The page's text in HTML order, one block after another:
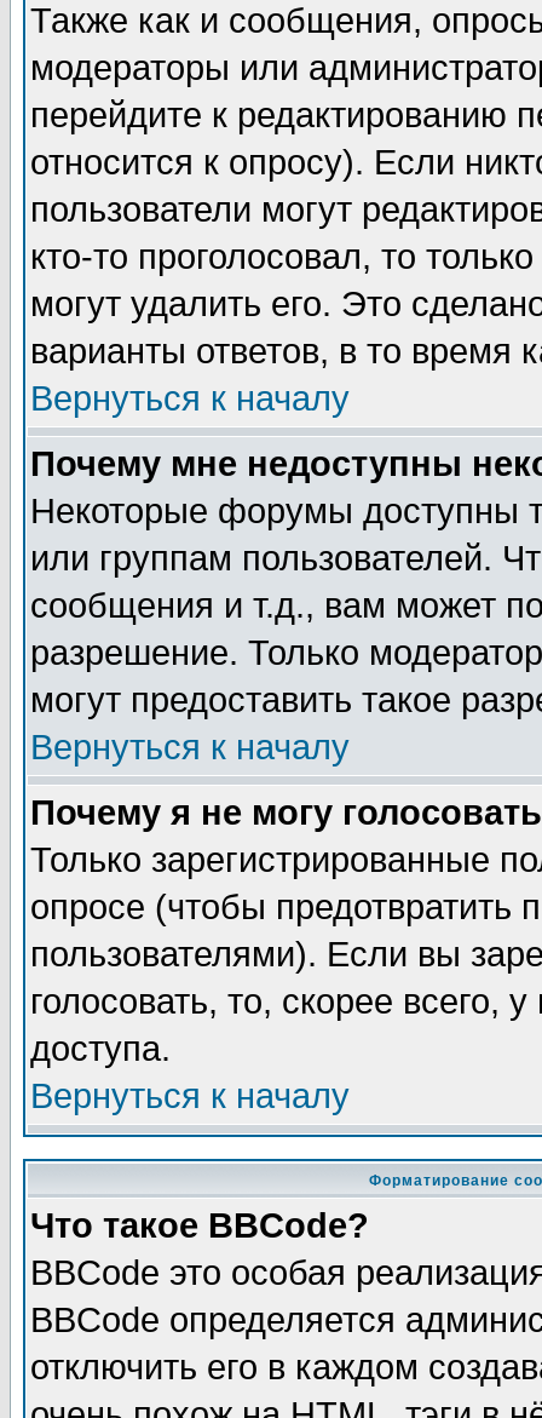
Также как и сообщения,
модераторы или
перейдите к редактированию
относится к опросу). Если
пользователи могут
кто-то проголосовал, то
могут удалить его. Это
варианты ответов, в то время
Вернуться к началу
Почему мне недоступны
Некоторые форумы доступны
или группам пользователей.
сообщения и т.д., вам может
разрешение. Только
могут предоставить такое
Вернуться к началу
Почему я не могу
Только зарегистрированные
опросе (чтобы предотвратить
пользователями). Если вы
голосовать, то, скорее всего,
доступа.
Вернуться к началу
Форматирование
Что такое BBCode?
BBCode это особая
BBCode определяется
отключить его в каждом